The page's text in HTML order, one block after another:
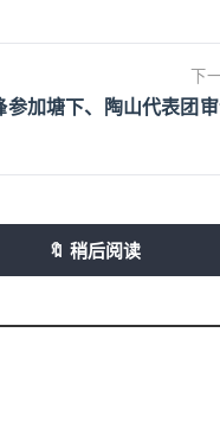
下
参加塘下、陶山代表团
🔖 稍后阅读